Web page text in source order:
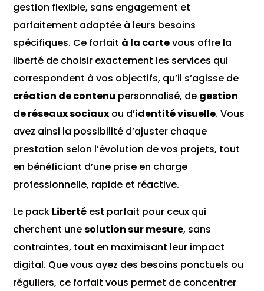
gestion flexible, sans engagement et
parfaitement adaptée à leurs besoins
spécifiques. Ce forfait à la cartevous offre la
liberté de choisir exactement les services qui
correspondent à vos objectifs, qu’il s’agisse de
création de contenu personnalisé, de gestion
de réseaux sociaux ou d’identité visuelle. Vous
avez ainsi la possibilité d’ajuster chaque
prestation selon l’évolution de vos projets, tout
en bénéficiant d’une prise en charge
professionnelle, rapide et réactive.
Le pack Liberté est parfait pour ceux qui
cherchent unesolution sur mesure, sans
contraintes, tout en maximisant leur impact
digital. Que vous ayez des besoins ponctuels ou
réguliers, ce forfait vous permet de concentrer